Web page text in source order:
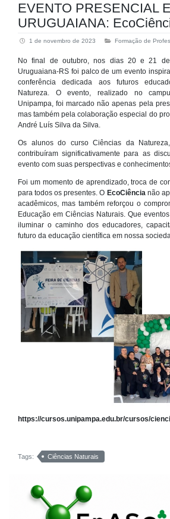
EVENTO PRESENCIAL
URUGUAIANA:
1 de novembro de 2023 Formação de
No final de outubro, nos dias 20 e 21
Uruguaiana-RS foi palco de um evento
conferência dedicada aos futuros
Natureza. O evento, realizado no
Unipampa, foi marcado não apenas pela
mas também pela colaboração especial do
André Luís Silva da Silva.
Os alunos do curso Ciências da
contribuíram significativamente para as
evento com suas perspectivas e
Foi um momento de aprendizado, troca de
para todos os presentes. O EcoCiêncianão
acadêmicos, mas também reforçou o
Educação em Ciências Naturais. Que
iluminar o caminho dos educadores,
futuro da educação científica em nossa
https://cursos.unipampa.edu.br/cursos/
Tags: Ciências Naturais